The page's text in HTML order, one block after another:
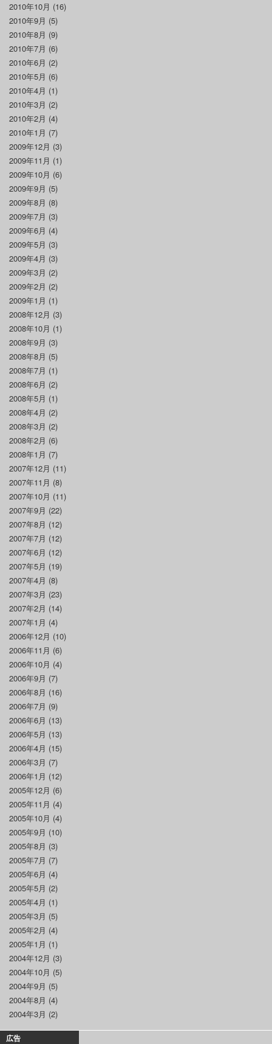
2010年10月 (16)
2010年9月 (5)
2010年8月 (9)
2010年7月 (6)
2010年6月 (2)
2010年5月 (6)
2010年4月 (1)
2010年3月 (2)
2010年2月 (4)
2010年1月 (7)
2009年12月 (3)
2009年11月 (1)
2009年10月 (6)
2009年9月 (5)
2009年8月 (8)
2009年7月 (3)
2009年6月 (4)
2009年5月 (3)
2009年4月 (3)
2009年3月 (2)
2009年2月 (2)
2009年1月 (1)
2008年12月 (3)
2008年10月 (1)
2008年9月 (3)
2008年8月 (5)
2008年7月 (1)
2008年6月 (2)
2008年5月 (1)
2008年4月 (2)
2008年3月 (2)
2008年2月 (6)
2008年1月 (7)
2007年12月 (11)
2007年11月 (8)
2007年10月 (11)
2007年9月 (22)
2007年8月 (12)
2007年7月 (12)
2007年6月 (12)
2007年5月 (19)
2007年4月 (8)
2007年3月 (23)
2007年2月 (14)
2007年1月 (4)
2006年12月 (10)
2006年11月 (6)
2006年10月 (4)
2006年9月 (7)
2006年8月 (16)
2006年7月 (9)
2006年6月 (13)
2006年5月 (13)
2006年4月 (15)
2006年3月 (7)
2006年1月 (12)
2005年12月 (6)
2005年11月 (4)
2005年10月 (4)
2005年9月 (10)
2005年8月 (3)
2005年7月 (7)
2005年6月 (4)
2005年5月 (2)
2005年4月 (1)
2005年3月 (5)
2005年2月 (4)
2005年1月 (1)
2004年12月 (3)
2004年10月 (5)
2004年9月 (5)
2004年8月 (4)
2004年3月 (2)
広告